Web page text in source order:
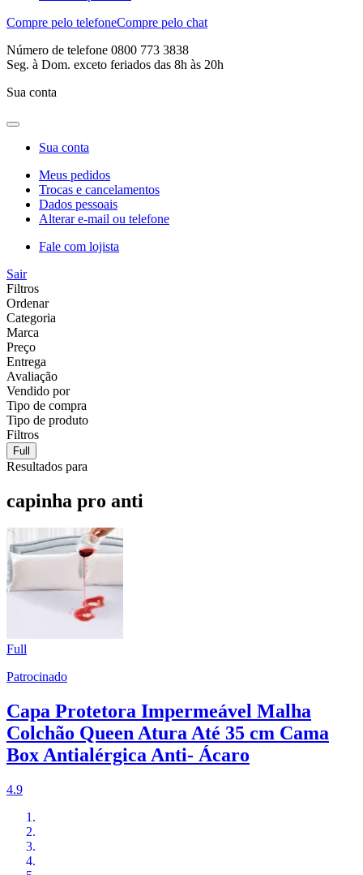
Compre pelo telefoneCompre pelo chat
Número de telefone 0800 773 3838
Seg. à Dom. exceto feriados das 8h às 20h
Sua conta
Sua conta
Meus pedidos
Trocas e cancelamentos
Dados pessoais
Alterar e-mail ou telefone
Fale com lojista
Sair
Filtros
Ordenar
Categoria
Marca
Preço
Entrega
Avaliação
Vendido por
Tipo de compra
Tipo de produto
Filtros
Full
Resultados para
capinha pro anti
Full
Patrocinado
Capa Protetora Impermeável Malha
Colchão Queen Atura Até 35 cm Cama
Box Antialérgica Anti- Ácaro
4.9